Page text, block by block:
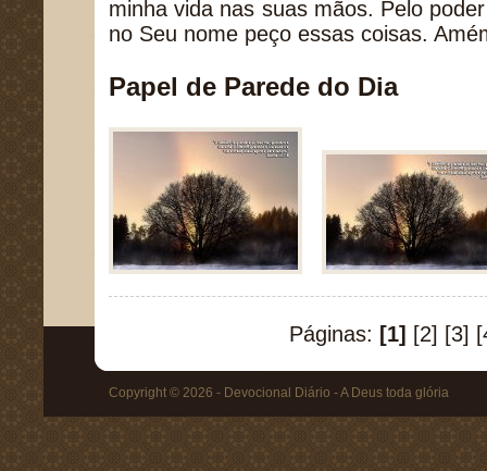
minha vida nas suas mãos. Pelo
no Seu nome peço essas coisas.
Papel de Parede do Dia
Páginas: [1] [2] [3]
Copyright © 2026 - Devocional Diário - A Deus toda glória